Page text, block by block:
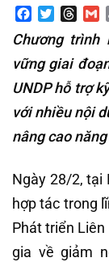
Facebook
Twitter
Chương trình
vững giai
UNDP hỗ trợ
với nhiều nội
nâng cao
Ngày 28/2, tại
hợp tác trong
Phát triển Liên
gia về giảm